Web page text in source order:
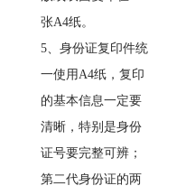
张A4纸。
5 、身份证复印件统
一使用 A4纸，复印
的基本信息一定要
清晰，特别是身份
证号要完整可辨；
第二代身份证的两